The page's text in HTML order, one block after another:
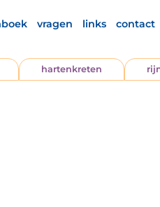
vragen links contact
hartenkreten